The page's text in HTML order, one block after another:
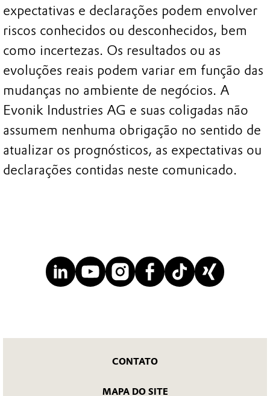
expectativas e declarações podem envolver
riscos conhecidos ou desconhecidos, bem
como incertezas. Os resultados ou as
evoluções reais podem variar em função das
mudanças no ambiente de negócios. A
Evonik Industries AG e suas coligadas não
assumem nenhuma obrigação no sentido de
atualizar os prognósticos, as expectativas ou
declarações contidas neste comunicado.
CONTATO
MAPA DO SITE